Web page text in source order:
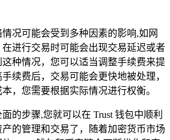
况可能会受到多种因素的影响,如网
进行交易时可能会出现交易延迟或者
种情况，您可以适当调整手续费来提
续费后，交易可能会更快地被处理，
，您需要根据实际情况进行权衡。
的步骤,您就可以在 Trust 钱包中顺利
的管理和交易了，随着加密货币市场